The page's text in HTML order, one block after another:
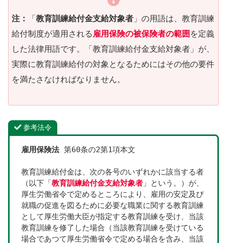
注： 「 教育訓練給付金支給対象者 」の用語は、教育訓練
給付制度が適用される 雇用保険の被保険者の範囲 を定義
した法律用語です。「教育訓練給付金支給対象者」が、
実際に教育訓練給付の対象となるためにはその他の要件
を満たさなければなりません。
参考法令
雇用保険法 第60条の2第1項本文
教育訓練給付金は、次の各号のいずれかに該当する者
（以下「教育訓練給付金支給対象者」という。）が、
厚生労働省令で定めるところにより、雇用の安定及び
就職の促進を図るために必要な職業に関する教育訓練
として厚生労働大臣が指定する教育訓練を受け、当該
教育訓練を修了した場合（当該教育訓練を受けている
場合であつて厚生労働省令で定める場合を含み、当該